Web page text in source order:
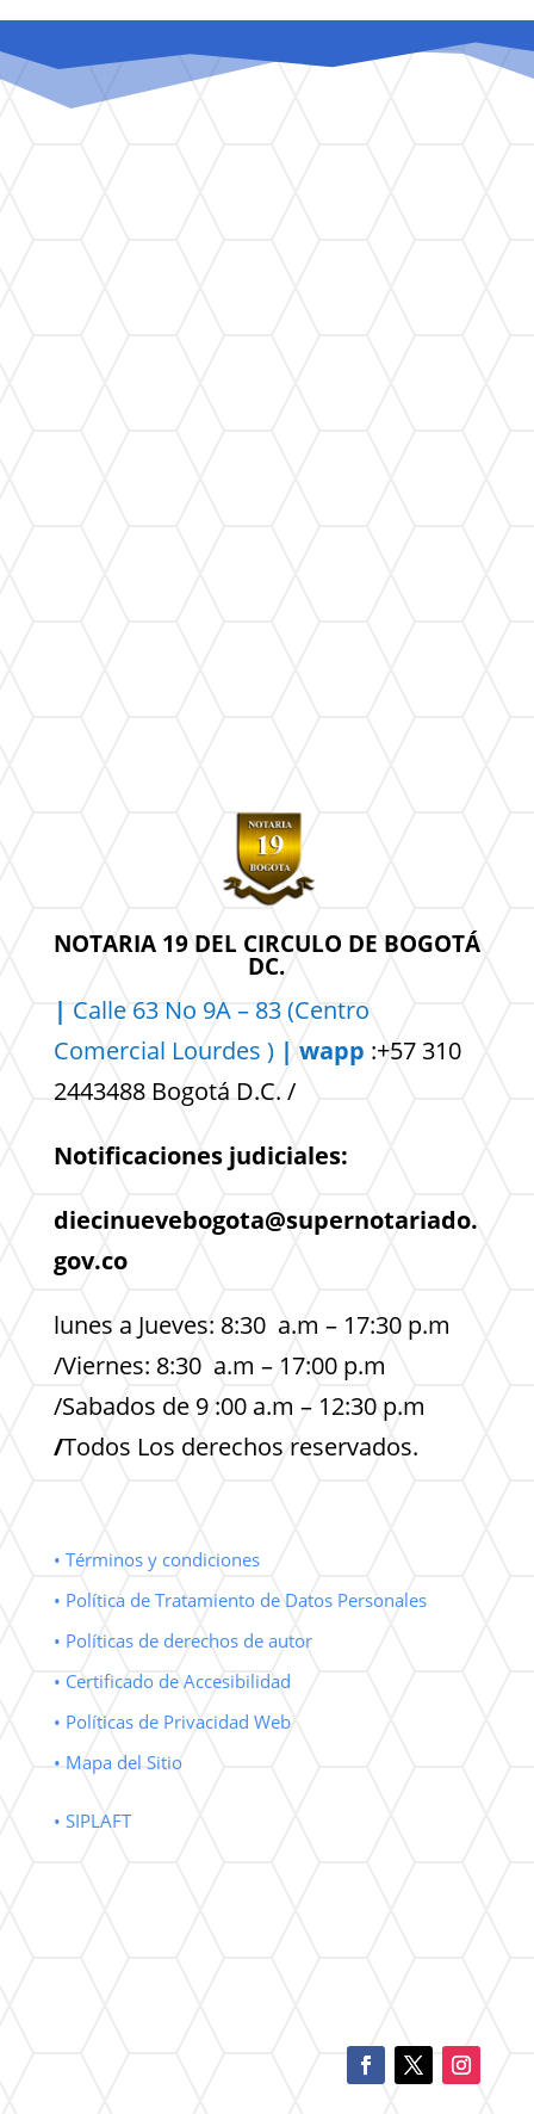
NOTARIA 19 DEL CIRCULO DE BOGOTÁ
DC.
| Calle 63 No 9A – 83 (Centro
Comercial Lourdes ) | wapp :+57 310
2443488 Bogotá D.C. /
Notificaciones judiciales:
diecinuevebogota@supernotariado.
gov.co
lunes a Jueves: 8:30 a.m – 17:30 p.m
/Viernes: 8:30 a.m – 17:00 p.m
/Sabados de 9 :00 a.m – 12:30 p.m
/Todos Los derechos reservados.
• Términos y condiciones
• Política de Tratamiento de Datos Personales
• Políticas de derechos de autor
• Certificado de Accesibilidad
• Políticas de Privacidad Web
• Mapa del Sitio
• SIPLAFT